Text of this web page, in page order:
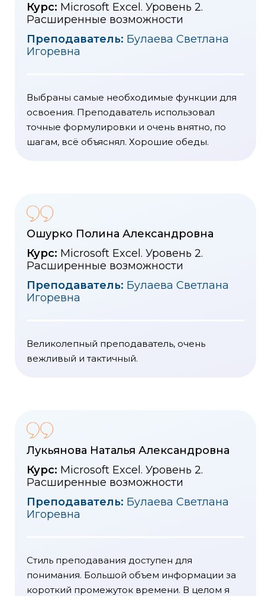
Курс: Microsoft Excel. Уровень 2.
Расширенные возможности
Преподаватель: Булаева Светлана
Игоревна
Выбраны самые необходимые функции для
освоения. Преподаватель использовал
точные формулировки и очень внятно, по
шагам, всё объяснял. Хорошие обеды.
Ошурко Полина Александровна
Курс: Microsoft Excel. Уровень 2.
Расширенные возможности
Преподаватель: Булаева Светлана
Игоревна
Великолепный преподаватель, очень
вежливый и тактичный.
Лукьянова Наталья Александровна
Курс: Microsoft Excel. Уровень 2.
Расширенные возможности
Преподаватель: Булаева Светлана
Игоревна
Стиль преподавания доступен для
понимания. Большой объем информации за
короткий промежуток времени. В целом я